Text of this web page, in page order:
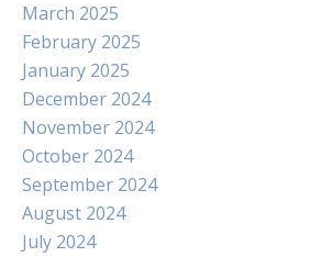
March 2025
February 2025
January 2025
December 2024
November 2024
October 2024
September 2024
August 2024
July 2024